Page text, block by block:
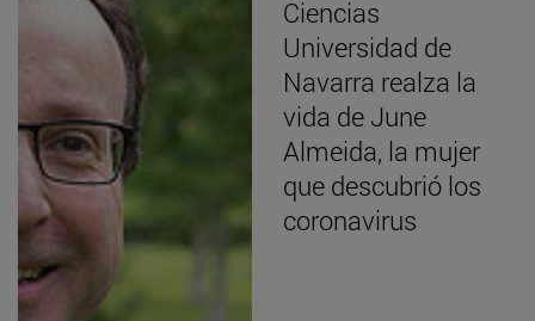
Ciencias
Universidad de
Navarra realza la
vida de June
Almeida, la mujer
que descubrió los
coronavirus